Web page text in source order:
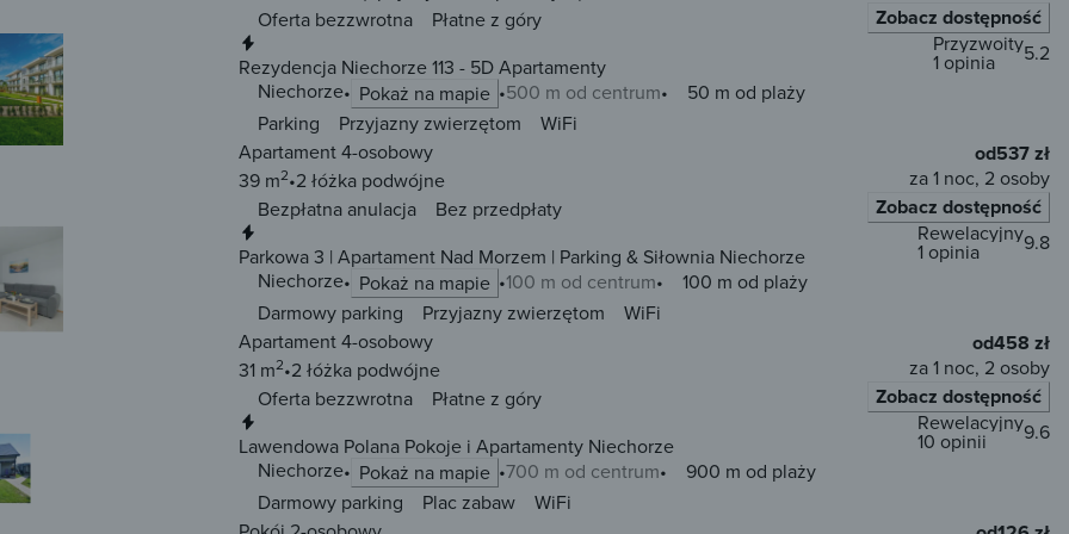
Oferta bezzwrotna
Płatne z góry
Zobacz dostępność
Rezydencja Niechorze 113 - 5D Apartamenty
Niechorze
Pokaż na mapie 500 m od centrum 50 m od plaży
5.2
Przyzwoity
1 opinia
Parking Przyjazny zwierzętom
WiFi
Apartament 4-osobowy
39 m2 2 łóżka podwójne
Bezpłatna anulacja
Bez przedpłaty
od537 zł
za 1 noc, 2 osoby
Zobacz dostępność
Parkowa 3 | Apartament Nad Morzem | Parking & Siłownia Niechorze
Niechorze
Pokaż na mapie 100 m od centrum 100 m od plaży
9.8
Rewelacyjny
1 opinia
Darmowy parking Przyjazny zwierzętom
WiFi
Apartament 4-osobowy
31 m2 2 łóżka podwójne
Oferta bezzwrotna
Płatne z góry
od458 zł
za 1 noc, 2 osoby
Zobacz dostępność
Lawendowa Polana Pokoje i Apartamenty Niechorze
Niechorze
Pokaż na mapie 700 m od centrum 900 m od plaży
9.6
Rewelacyjny
10 opinii
Darmowy parking Plac zabaw
WiFi